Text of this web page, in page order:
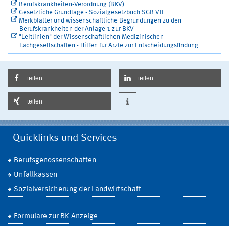
Berufskrankheiten-Verordnung (BKV)
Gesetzliche Grundlage - Sozialgesetzbuch SGB VII
Merkblätter und wissenschaftliche Begründungen zu den
Berufskrankheiten der Anlage 1 zur BKV
"Leitlinien" der Wissenschaftlichen Medizinischen
Fachgesellschaften - Hilfen für Ärzte zur Entscheidungsfindung
teilen teilen
teilen
Quicklinks und Services
Berufsgenossenschaften
Unfallkassen
Sozialversicherung der Landwirtschaft
Formulare zur BK-Anzeige